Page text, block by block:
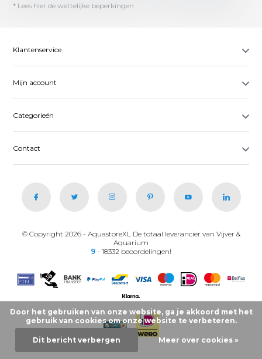
* Lees hier de wettelijke beperkingen
Klantenservice
Mijn account
Categorieën
Contact
© Copyright 2026 - AquastoreXL De totaal leverancier van Vijver &
Aquarium
9 - 18332 beoordelingen!
Door het gebruiken van onze website, ga je akkoord met het
gebruik van cookies om onze website te verbeteren.
Dit bericht verbergen Meer over cookies »